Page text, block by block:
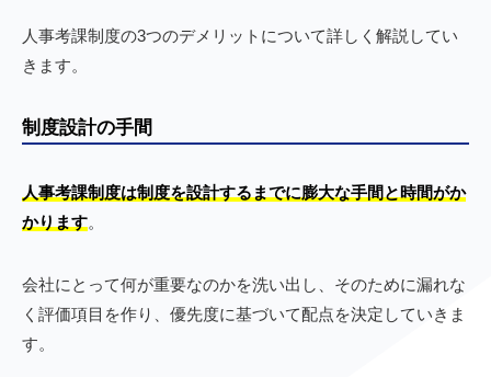
人事考課制度の3つのデメリットについて詳しく解説してい
きます。
制度設計の手間
人事考課制度は制度を設計するまでに膨大な手間と時間がか
かります。
会社にとって何が重要なのかを洗い出し、そのために漏れな
く評価項目を作り、優先度に基づいて配点を決定していきま
す。